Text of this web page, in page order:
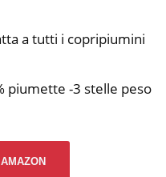
a tutti i copripiumini
piumette -3 stelle peso